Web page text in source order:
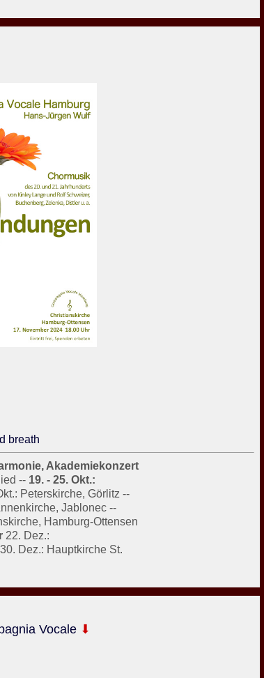
breath
Akademiekonzert
-- 19. - 25. Okt.:
Peterskirche, Görlitz --
Jablonec --
Hamburg-Ottensen
22. Dez.:
Dez.: Hauptkirche St.
Vocale ⬇